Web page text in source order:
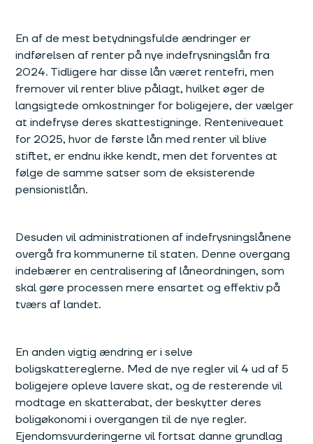
En af de mest betydningsfulde ændringer er
indførelsen af renter på nye indefrysningslån fra
2024. Tidligere har disse lån været rentefri, men
fremover vil renter blive pålagt, hvilket øger de
langsigtede omkostninger for boligejere, der vælger
at indefryse deres skattestigninge. Renteniveauet
for 2025, hvor de første lån med renter vil blive
stiftet, er endnu ikke kendt, men det forventes at
følge de samme satser som de eksisterende
pensionistlån.
Desuden vil administrationen af indefrysningslånene
overgå fra kommunerne til staten. Denne overgang
indebærer en centralisering af låneordningen, som
skal gøre processen mere ensartet og effektiv på
tværs af landet.
En anden vigtig ændring er i selve
boligskattereglerne. Med de nye regler vil 4 ud af 5
boligejere opleve lavere skat, og de resterende vil
modtage en skatterabat, der beskytter deres
boligøkonomi i overgangen til de nye regler.
Ejendomsvurderingerne vil fortsat danne grundlag